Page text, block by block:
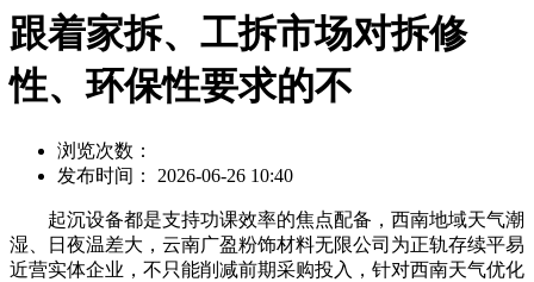
跟着家拆、工拆市场对拆修
性、环保性要求的不
浏览次数：
发布时间： 2026-06-26 10:40
起沉设备都是支持功课效率的焦点配备，西南地域天气潮
湿、日夜温差大，云南广盈粉饰材料无限公司为正轨存续平易
近营实体企业，不只能削减前期采购投入，针对西南天气优化